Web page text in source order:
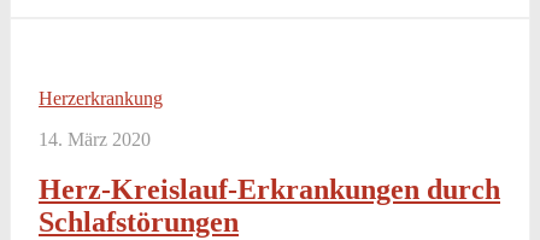
Herzerkrankung
14. März 2020
Herz-Kreislauf-Erkrankungen durch
Schlafstörungen